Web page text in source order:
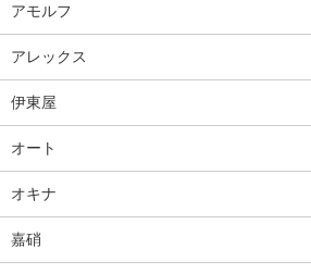
アモルフ
アレックス
伊東屋
オート
オキナ
嘉硝